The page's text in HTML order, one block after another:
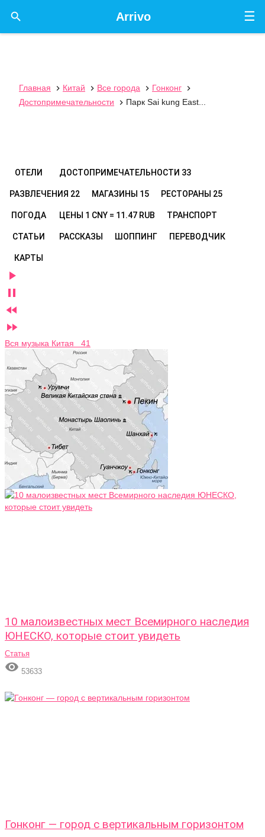
☰
Arrivo

Главная  Китай  Все города  Гонконг

Достопримечательности
 Парк Sai kung East...
ОТЕЛИ ДОСТОПРИМЕЧАТЕЛЬНОСТИ 33
РАЗВЛЕЧЕНИЯ 22 МАГАЗИНЫ 15 РЕСТОРАНЫ 25
ПОГОДА ЦЕНЫ 1 CNY = 11.47 RUB ТРАНСПОРТ
СТАТЬИ РАССКАЗЫ ШОППИНГ ПЕРЕВОДЧИК
КАРТЫ




Вся музыка Китая 41
10 малоизвестных мест Всемирного наследия
ЮНЕСКО, которые стоит увидеть
Статья
 53633
Гонконг — город с вертикальным горизонтом